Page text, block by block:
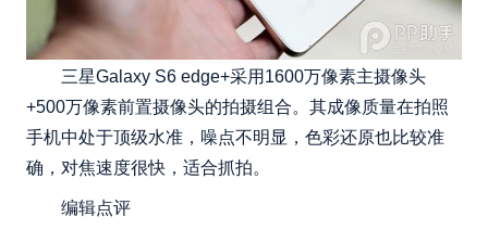
三星Galaxy S6 edge+采用1600万像素主摄像头
+500万像素前置摄像头的拍摄组合。其成像质量在拍照
手机中处于顶级水准，噪点不明显，色彩还原也比较准
确，对焦速度很快，适合抓拍。
编辑点评